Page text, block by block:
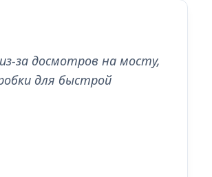
за досмотров на мосту,
для быстрой